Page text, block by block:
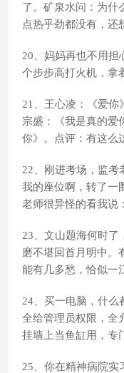
了。矿泉水问：为什
点热乎劲都没有，还
20、妈妈再也不用担
个步步高打火机，
21、王心凌：《爱你
宗盛：《我是真的爱
你》。点评：有这么
22、刚进考场，监考
我的座位啊，转了一
老师很异怪的看我说
23、文山题海何时了
磨不堪回首月明中。
能有几多愁，恰似一
24、买一电脑，什么
全给管理员权限，全
挂墙上当鱼缸用，专
25、你在精神病院实